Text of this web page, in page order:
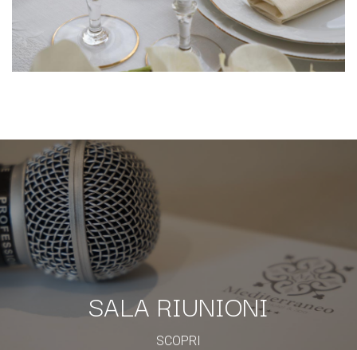
SALA RIUNIONI
SCOPRI